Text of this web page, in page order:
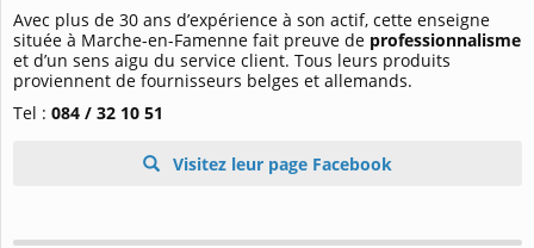
Avec plus de 30 ans d’expérience à son actif, cette enseigne
située à Marche-en-Famenne fait preuve de professionnalisme
et d’un sens aigu du service client. Tous leurs produits
proviennent de fournisseurs belges et allemands.
Tel : 084 / 32 10 51
Visitez leur page Facebook